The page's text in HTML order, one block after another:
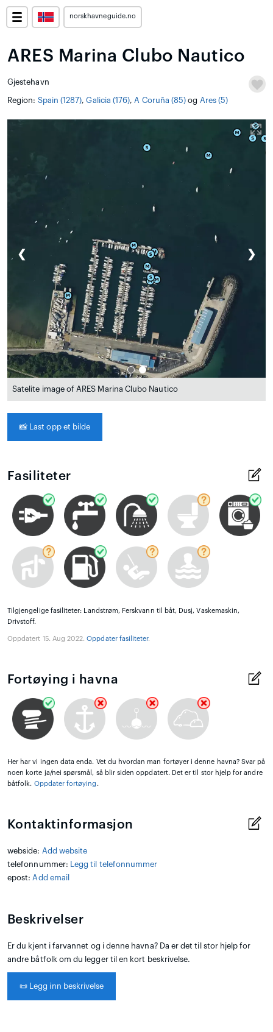
norskhavneguide.no
ARES Marina Clubo Nautico
Gjestehavn
Region: Spain (1287),Galicia (176), A Coruña (85) og Ares (5)
❮ ❯
Satelite image of ARES Marina Clubo Nautico
📸 Last opp et bilde
Fasiliteter
Tilgjengelige fasiliteter: Landstrøm, Ferskvann til båt, Dusj, Vaskemaskin,
Drivstoff.
Oppdatert 15. Aug 2022.Oppdater fasiliteter.
Fortøying i havna
Her har vi ingen data enda. Vet du hvordan man fortøyer i denne havna? Svar på
noen korte ja/nei spørsmål, så blir siden oppdatert. Det er til stor hjelp for andre
båtfolk. Oppdater fortøying .
Kontaktinformasjon
webside: Add website
telefonnummer:
Legg til telefonnummer
epost: Add email
Beskrivelser
Er du kjent i farvannet og i denne havna? Da er det til stor hjelp for
andre båtfolk om du legger til en kort beskrivelse.
📜 Legg inn beskrivelse